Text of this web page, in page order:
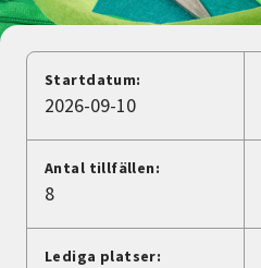
Nyheter
Avdelningar
Lyssna
Startdatum:
2026-09-10
Antal tillfällen:
8
Lediga platser: